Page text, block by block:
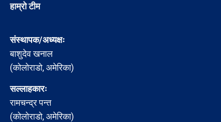
हाम्रो टीम
संस्थापक/अध्यक्षः
बाशुदेव खनाल
(कोलोराडो, अमेरिका)
सल्लाहकारः
रामचन्द्र पन्त
(कोलोराडो, अमेरिका)